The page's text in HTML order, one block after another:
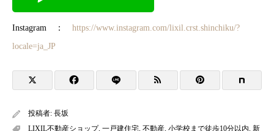
Instagram ： https://www.instagram.com/lixil.crst.shinchiku/?
locale=ja_JP
投稿者: 長坂
LIXIL不動産ショップ, 一戸建住宅 不動産 小学校まで徒歩10分以内 新